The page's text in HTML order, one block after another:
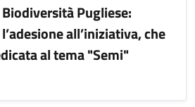
Pugliese:
all’iniziativa, che
al tema "Semi"